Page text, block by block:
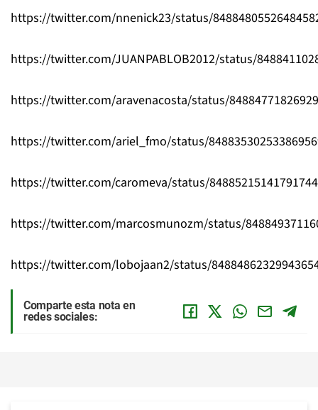
https://twitter.com/nnenick23/status/
https://twitter.com/JUANPABLOB2012/status/
https://twitter.com/aravenacosta/status/
https://twitter.com/ariel_fmo/status/
https://twitter.com/caromeva/status/
https://twitter.com/marcosmunozm/status/
https://twitter.com/lobojaan2/status/
Comparte esta nota en
redes sociales: